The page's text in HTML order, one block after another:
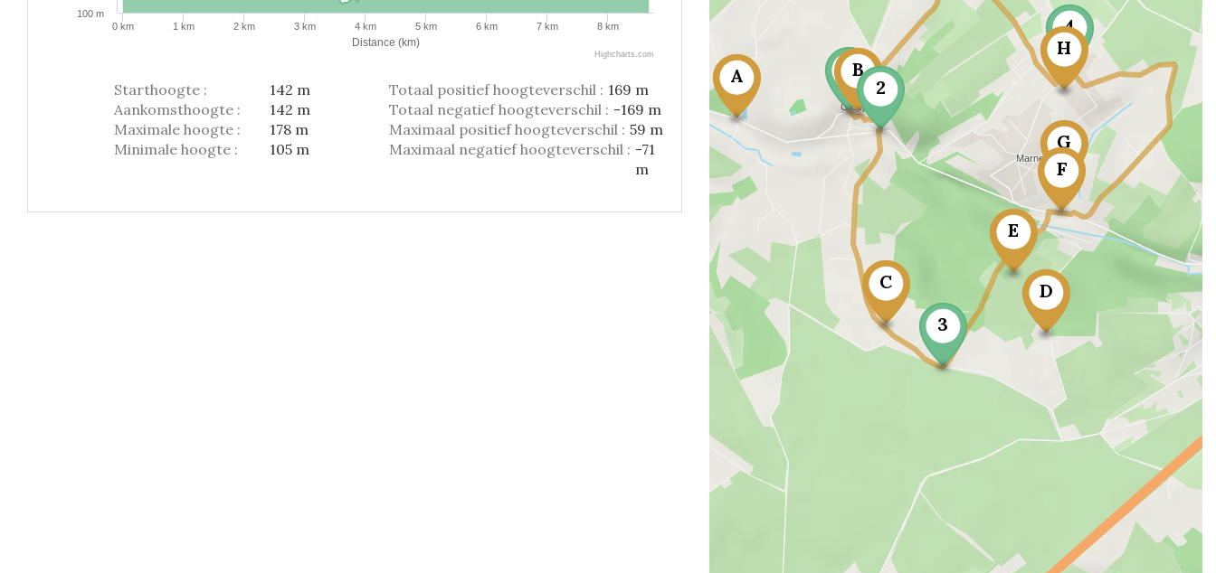
Distance (km)
0 km 1 km 2 km 3 km 4 km 5 km 6 km 7 km 8 km
100 m
Highcharts.com
Starthoogte :
142 m
Aankomsthoogte :
142 m
Maximale hoogte :
178 m
Minimale hoogte :
105 m
Totaal positief hoogteverschil : 169 m
Totaal negatief hoogteverschil : -169 m
Maximaal positief hoogteverschil : 59 m
Maximaal negatief hoogteverschil : -71
m
1
A
B
2
C
3
D
E
4
F
G
H